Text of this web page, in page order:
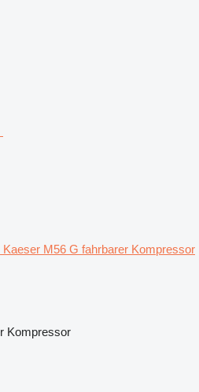
Kaeser M56 G fahrbarer Kompressor
Kompressor